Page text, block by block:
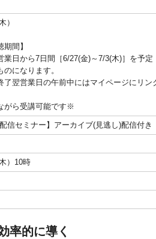
）
期間】
業日から7日間［6/27(金)～7/3(木)］を予定
になります。
翌営業日の午前中にはマイページにリン
がら受講可能です※
信セミナー】アーカイブ(見逃し)配信付き
）10時
率的に導く